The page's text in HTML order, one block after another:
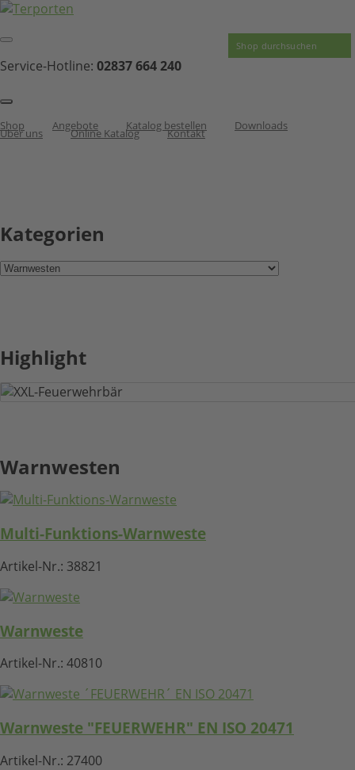
Service-Hotline: 02837 664 240
Shop Angebote Katalog bestellen Downloads
Über uns Online Katalog Kontakt
Kategorien
Highlight
Warnwesten
Multi-Funktions-Warnweste
Artikel-Nr.: 38821
Warnweste
Artikel-Nr.: 40810
Warnweste "FEUERWEHR" EN ISO 20471
Artikel-Nr.: 27400